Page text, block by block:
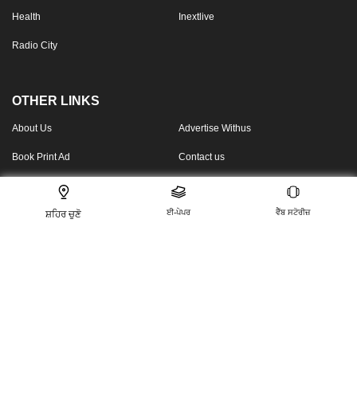
ਸ਼ਹਿਰ ਚੁਣੋ ਈ-ਪੇਪਰ ਵੈੱਬ ਸਟੋਰੀਜ਼
Health Inextlive
Radio City
OTHER LINKS
About Us Advertise Withus
Book Print Ad Contact us
Sitemap.html Privacy Policy
Terms Conditions